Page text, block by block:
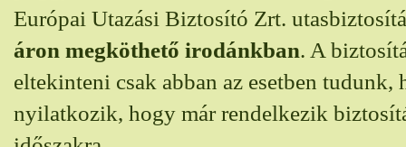
Európai Utazási Biztosító Zrt.
áron megköthető irodánkban. A
eltekinteni csak abban az esetben tudunk,
nyilatkozik, hogy már rendelkezik